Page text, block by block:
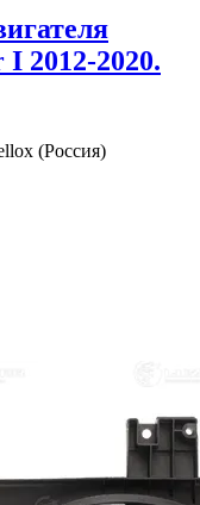
2012-2020.
(Россия)